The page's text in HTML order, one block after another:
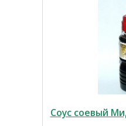
Соус соевый